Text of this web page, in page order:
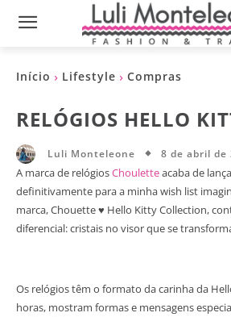
Início Lifestyle Compras
RELÓGIOS HELLO
Luli Monteleone 8 de abril de
A marca de relógiosChouletteacaba de
definitivamente para a minha wish list
marca, Chouette ♥ Hello Kitty Collection,
diferencial: cristais no visor que se
Os relógios têm o formato da carinha da
horas, mostram formas e mensagens